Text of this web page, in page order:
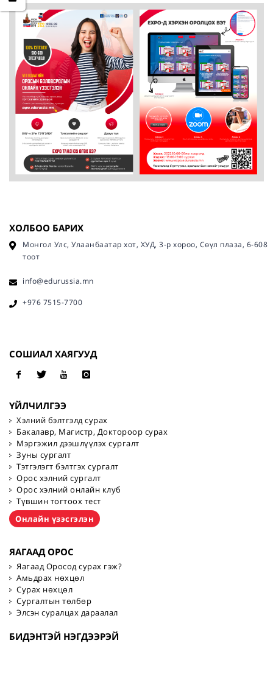
ХОЛБОО БАРИХ
Монгол Улс, Улаанбаатар хот, ХУД, 3-р хороо, Сөүл плаза, 6-608
тоот
info@edurussia.mn
+976 7515-7700
СОШИАЛ ХАЯГУУД
ҮЙЛЧИЛГЭЭ
Хэлний бэлтгэлд сурах
Бакалавр, Магистр, Доктороор сурах
Мэргэжил дээшлүүлэх сургалт
Зуны сургалт
Тэтгэлэгт бэлтгэх сургалт
Орос хэлний сургалт
Орос хэлний онлайн клуб
Түвшин тогтоох тест
Онлайн үзэсгэлэн
ЯАГААД ОРОС
Яагаад Оросод сурах гэж?
Амьдрах нөхцөл
Сурах нөхцөл
Сургалтын төлбөр
Элсэн суралцах дараалал
БИДЭНТЭЙ НЭГДЭЭРЭЙ